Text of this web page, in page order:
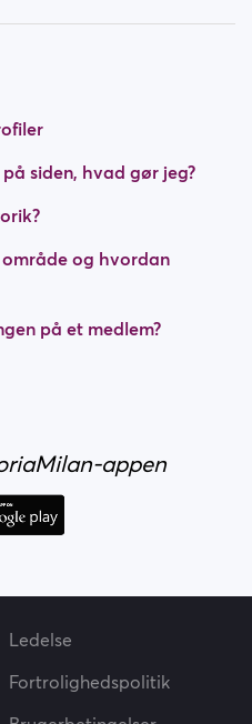
Kan jeg købe
siden, hvad gør jeg?
og hvordan
på et medlem?
appen
Ledelse
Fortrolighedspolitik